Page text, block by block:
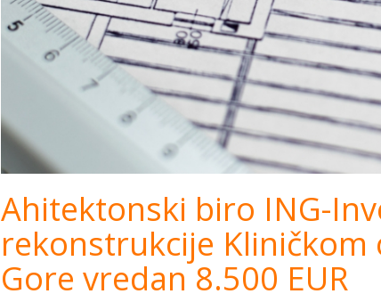
Ahitektonski biro ING-
rekonstrukcije Kliničkom
Gore vredan 8.500 EUR